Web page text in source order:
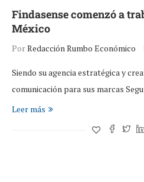
Findasense comenzó a
México
PorRedacción Rumbo Económico
Siendo su agencia estratégica y
comunicación para sus marcas
Leer más